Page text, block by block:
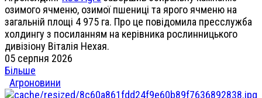
озимого ячменю, озимої пшениці та ярого ячменю на
загальній площі 4 975 га. Про це повідомила пресслужба
холдингу з посиланням на керівника рослинницького
дивізіону Віталія Нехая.
05 серпня 2026
Більше
Агроновини